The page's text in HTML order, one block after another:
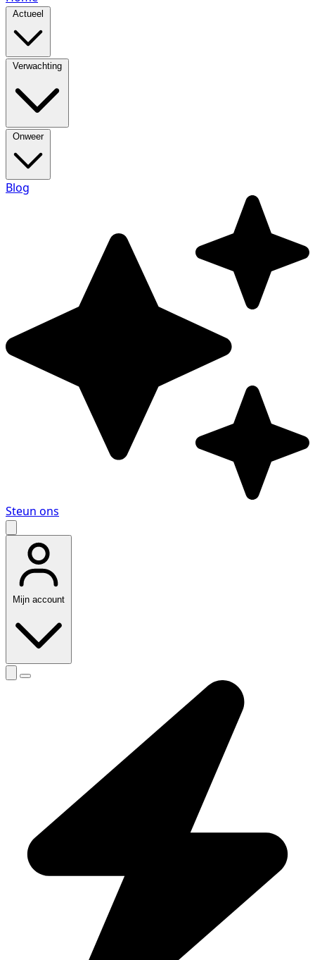
Actueel
Verwachting
Onweer
Blog
Steun ons
Mijn account